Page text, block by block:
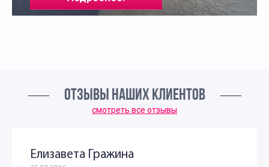
ОТЗЫВЫ НАШИХ КЛИЕНТОВ
смотреть все отзывы
Елизавета Гражина